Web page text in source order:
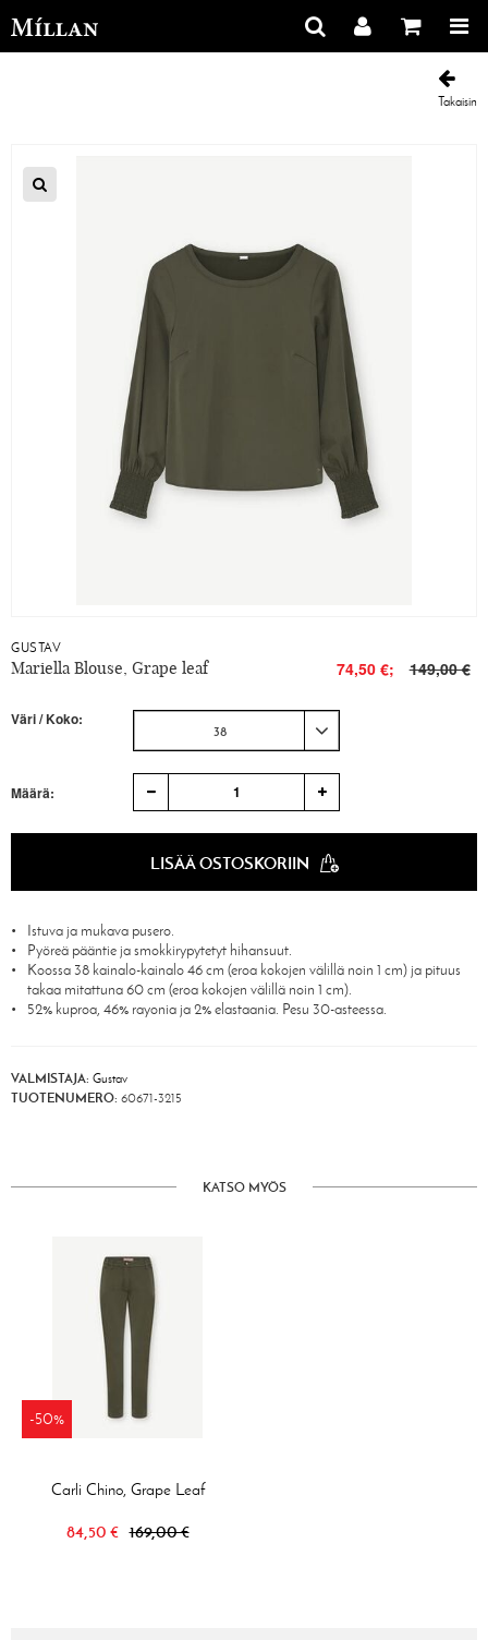
Takaisin
GUSTAV
Mariella Blouse, Grape leaf 74,50 €; 149,00 €
Väri / Koko:
38
Määrä: 1
LISÄÄ OSTOSKORIIN
Istuva ja mukava pusero.
Pyöreä pääntie ja smokkirypytetyt hihansuut.
Koossa 38 kainalo-kainalo 46 cm (eroa kokojen välillä noin 1 cm) ja pituus
takaa mitattuna 60 cm (eroa kokojen välillä noin 1 cm).
52% kuproa, 46% rayonia ja 2% elastaania. Pesu 30-asteessa.
VALMISTAJA: Gustav
TUOTENUMERO: 60671-3215
KATSO MYÖS
-50%
Carli Chino, Grape Leaf
84,50 € 169,00 €